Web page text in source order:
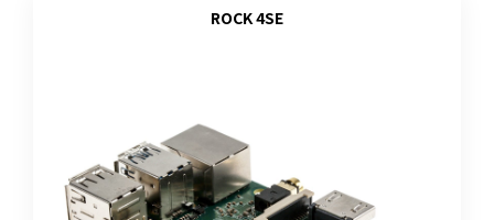
ROCK 4SE